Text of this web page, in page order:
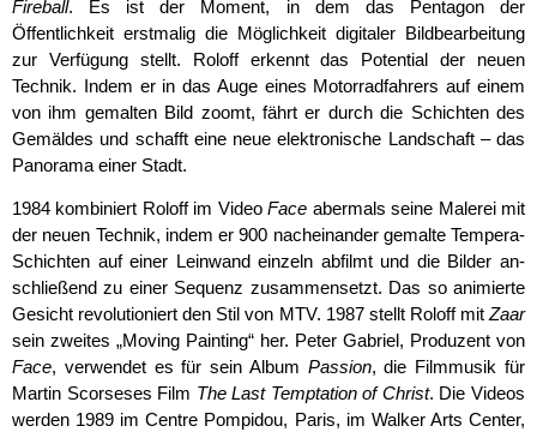
Fireball. Es ist der Moment, in dem das Pentagon der
Öffentlichkeit erstmalig die Mög­lichkeit digita­ler Bildbearbeitung
zur Verfügung stellt. Roloff erkennt das Potential der neuen
Technik. Indem er in das Auge eines Motorradfahrers auf einem
von ihm gemalten Bild zoomt, fährt er durch die Schichten des
Gemäl­des und schafft eine neue elektronische Landschaft – das
Panorama einer Stadt.
1984 kombiniert Roloff im VideoFace abermals seine Malerei mit
der neuen Technik, indem er 900 nacheinander gemalte Tempera-
Schichten auf einer Leinwand einzeln abfilmt und die Bilder an­
schlie­ßend zu einer Sequenz zusammensetzt. Das so animierte
Gesicht revolutioniert den Stil von MTV. 1987 stellt Roloff mitZaar
sein zweites „Moving Painting“ her. Peter Gabriel, Produzent von
Face, verwendet es für sein Album Passion, die Filmmusik für
Mar­tin Scorseses Film The Last Temptation of Christ. Die Videos
werden 1989 im Centre Pompidou, Paris, im Walker Arts Center,